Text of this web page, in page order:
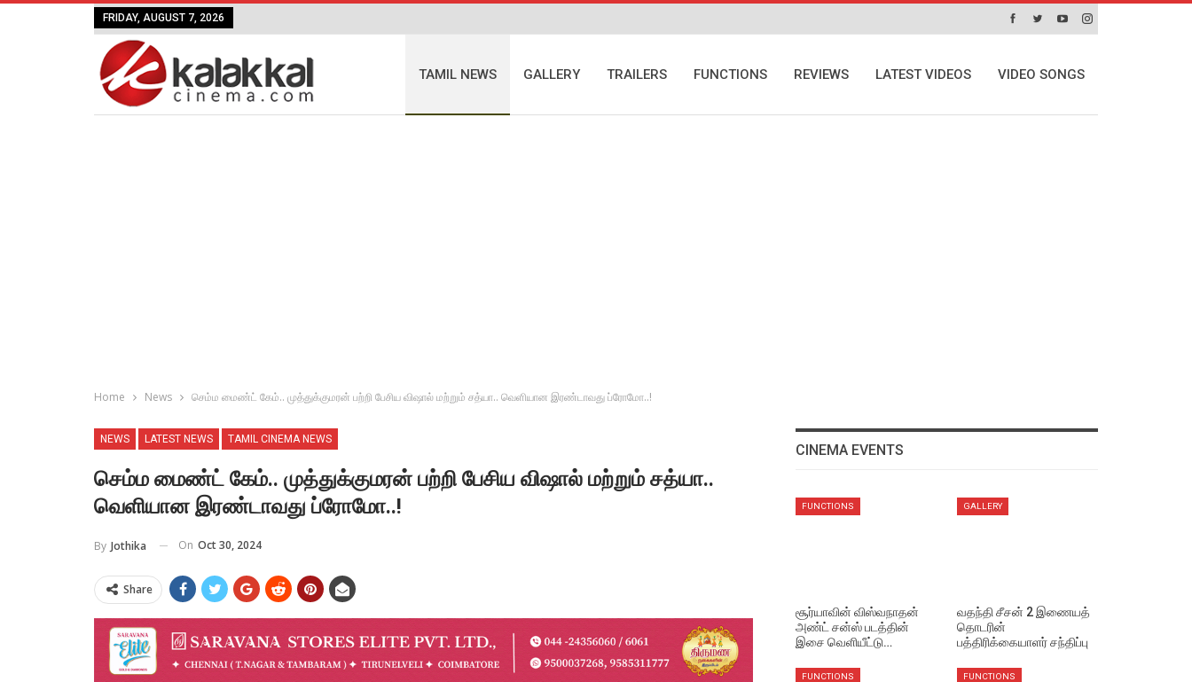
FRIDAY, AUGUST 7, 2026
TAMIL NEWS GALLERY TRAILERS FUNCTIONS REVIEWS LATEST VIDEOS VIDEO SONGS
Home News செம்ம மைண்ட் கேம்.. முத்துக்குமரன் பற்றி பேசிய விஷால் மற்றும் சத்யா.. வெளியான இரண்டாவது ப்ரோமோ..!
NEWS LATEST NEWS TAMIL CINEMA NEWS
செம்ம மைண்ட் கேம்.. முத்துக்குமரன் பற்றி பேசிய விஷால் மற்றும் சத்யா..
வெளியான இரண்டாவது ப்ரோமோ..!
By Jothika On Oct 30, 2024
Share
CINEMA EVENTS
FUNCTIONS
சூர்யாவின் விஸ்வநாதன்
அண்ட் சன்ஸ் படத்தின்
இசை வெளியீட்டு…
GALLERY
வதந்தி சீசன் 2 இணையத்
தொடரின்
பத்திரிக்கையாளர் சந்திப்பு
FUNCTIONS FUNCTIONS